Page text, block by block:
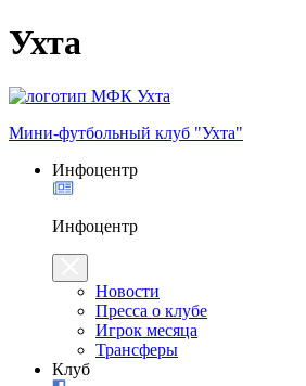
Ухта
Мини-футбольный клуб "Ухта"
Инфоцентр
Инфоцентр
Новости
Пресса о клубе
Игрок месяца
Трансферы
Клуб